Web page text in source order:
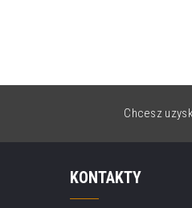
Chcesz
KONTAKTY